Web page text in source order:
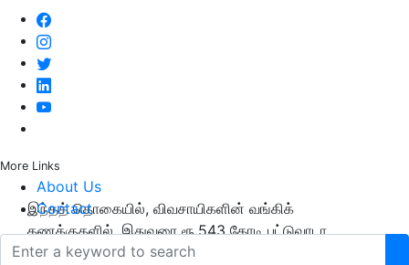
More Links
About Us
Contact
இந்தத் தொகையில், விவசாயிகளின் வங்கிக்
கணக்குகளில், இதுவரை ரூ.543 கோடி பட்டுவாடா
செய்யப்பட்டுள்ளது.எஞ்சியுள்ள தொகையை